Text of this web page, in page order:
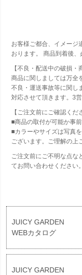
お客様ご都合、イメージ
おります。 商品到着後、
【不良・配送中の破損・
商品に関しましては万全
不良・運送事故等に関し
対応させて頂きます。3
【ご注文前にご確認くだ
■商品の取付が可能か事
■カラーやサイズは写真
ございます。ご理解の上
ご注文前にご不明な点な
てお問い合わせください。
JUICY GARDEN
WEBカタログ
JUICY GARDEN